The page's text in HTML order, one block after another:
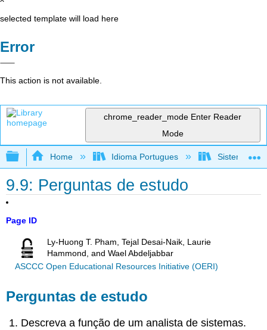
selected template will load here
Error
This action is not available.
chrome_reader_mode Enter Reader
Mode
Expand/collapse global hierarchy
Home Idioma Portugues Sistemas
9.9: Perguntas de estudo
Page ID
Ly-Huong T. Pham, Tejal Desai-Naik, Laurie
Hammond, and Wael Abdeljabbar
ASCCC Open Educational Resources Initiative (OERI)
Perguntas de estudo
Descreva a função de um analista de sistemas.